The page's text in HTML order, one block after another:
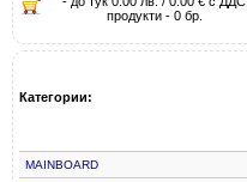
продукти - 0 бр.
Категории:
MAINBOARD